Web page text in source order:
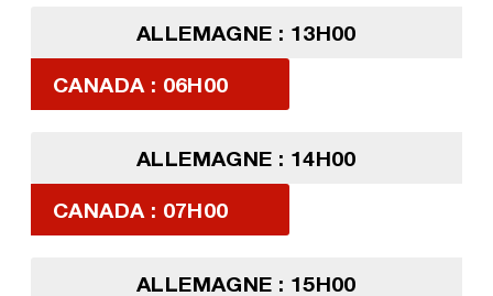
ALLEMAGNE : 13H00
CANADA : 06H00
ALLEMAGNE : 14H00
CANADA : 07H00
ALLEMAGNE : 15H00